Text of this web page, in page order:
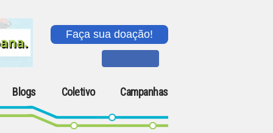
Faça sua doação!
Blogs Coletivo Campanhas